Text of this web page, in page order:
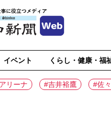
イベント くらし・健康・福
リーナ #吉井裕鷹 #佐